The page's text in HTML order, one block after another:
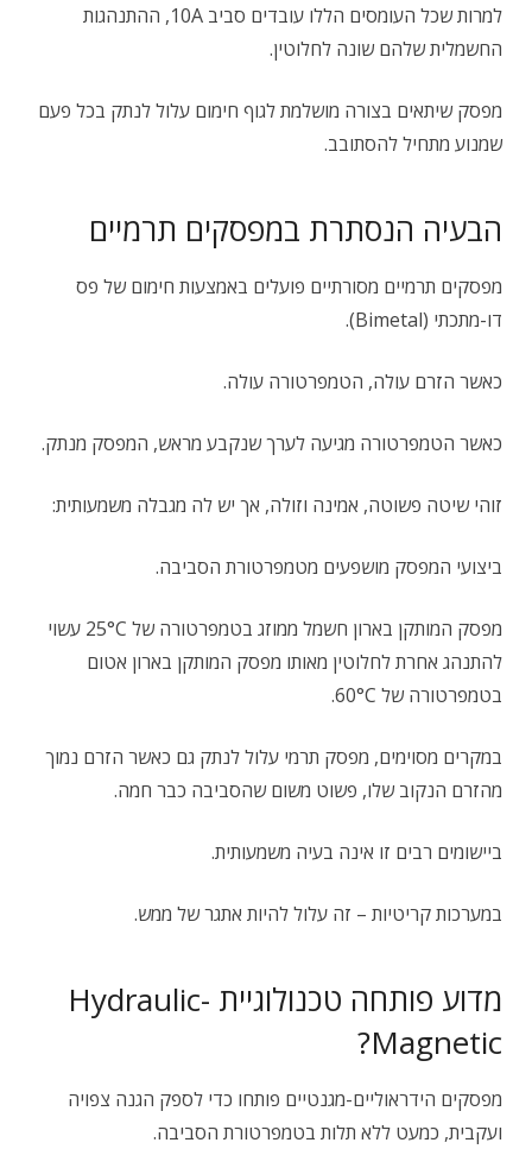
למרות שכל העומסים הללו עובדים סביב 10A, ההתנהגות
החשמלית שלהם שונה לחלוטין.
מפסק שיתאים בצורה מושלמת לגוף חימום עלול לנתק בכל פעם
שמנוע מתחיל להסתובב.
הבעיה הנסתרת במפסקים תרמיים
מפסקים תרמיים מסורתיים פועלים באמצעות חימום של פס
דו-מתכתי (Bimetal).
כאשר הזרם עולה, הטמפרטורה עולה.
כאשר הטמפרטורה מגיעה לערך שנקבע מראש, המפסק מנתק.
זוהי שיטה פשוטה, אמינה וזולה, אך יש לה מגבלה משמעותית:
ביצועי המפסק מושפעים מטמפרטורת הסביבה.
מפסק המותקן בארון חשמל ממוזג בטמפרטורה של 25°C עשוי
להתנהג אחרת לחלוטין מאותו מפסק המותקן בארון אטום
בטמפרטורה של 60°C.
במקרים מסוימים, מפסק תרמי עלול לנתק גם כאשר הזרם נמוך
מהזרם הנקוב שלו, פשוט משום שהסביבה כבר חמה.
ביישומים רבים זו אינה בעיה משמעותית.
במערכות קריטיות – זה עלול להיות אתגר של ממש.
מדוע פותחה טכנולוגיית Hydraulic-
Magnetic?
מפסקים הידראוליים-מגנטיים פותחו כדי לספק הגנה צפויה
ועקבית, כמעט ללא תלות בטמפרטורת הסביבה.